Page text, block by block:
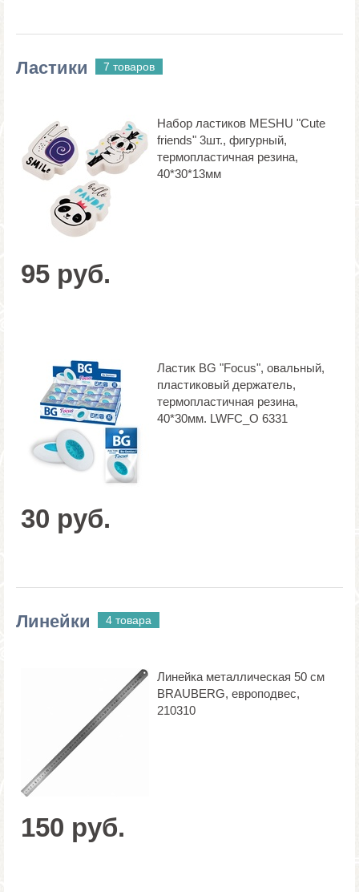
Ластики 7 товаров
Набор ластиков MESHU "Cute
friends" 3шт., фигурный,
термопластичная резина,
40*30*13мм
95 руб.
Ластик BG "Focus", овальный,
пластиковый держатель,
термопластичная резина,
40*30мм. LWFC_O 6331
30 руб.
Линейки 4 товара
Линейка металлическая 50 см
BRAUBERG, европодвес,
210310
150 руб.